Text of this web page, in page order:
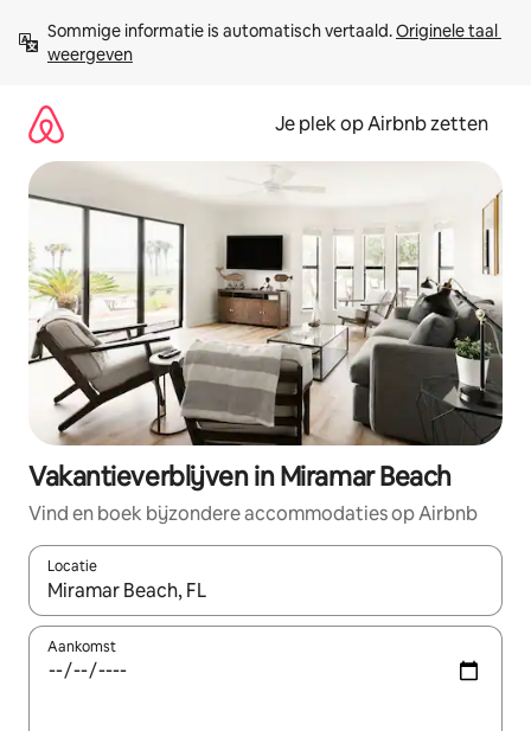
direct
naar
Sommige informatie is automatisch vertaald. Originele taal
weergeven
Je plek op Airbnb zetten
Vakantieverblijven in Miramar Beach
Vind en boek bijzondere accommodaties op Airbnb
Locatie
Wanneer er resultaten beschikbaar zijn, maak je een keuze
Aankomst